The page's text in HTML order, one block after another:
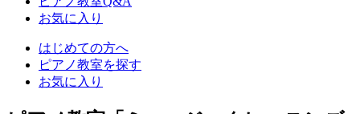
お気に入り
はじめての方へ
ピアノ教室を探す
お気に入り